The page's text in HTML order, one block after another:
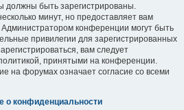
быть зарегистрированы.
минут, но предоставляет вам
конференции могут быть
привилегии для зарегистрированных
вам следует
принятыми на конференции.
на форумах означает согласие со всеми
о конфиденциальности